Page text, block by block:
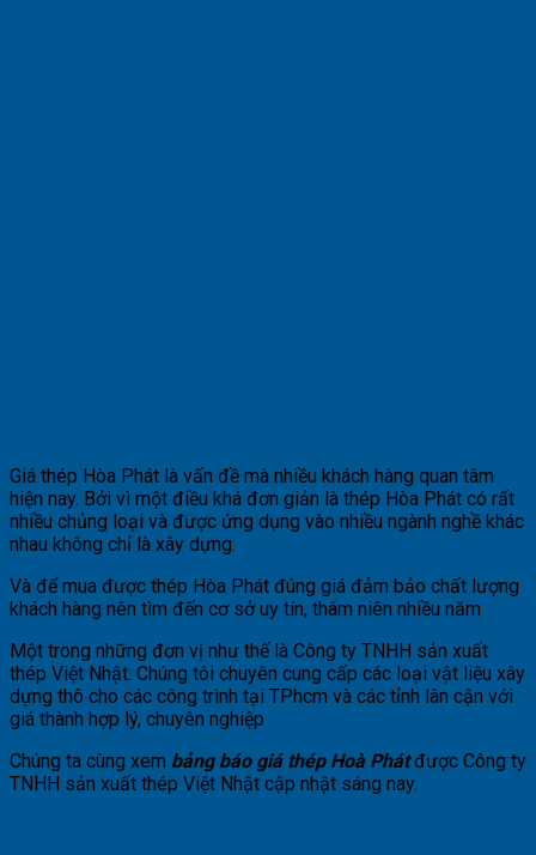
Giá thép Hòa Phát là vấn đề mà nhiều khách hàng quan tâm
hiện nay. Bởi vì một điều khá đơn giản là thép Hòa Phát có rất
nhiều chủng loại và được ứng dụng vào nhiều ngành nghề khác
nhau không chỉ là xây dựng.
Và để mua được thép Hòa Phát đúng giá đảm bảo chất lượng
khách hàng nên tìm đến cơ sở uy tín, thâm niên nhiều năm
Một trong những đơn vị như thế là Công ty TNHH sản xuất
thép Việt Nhật. Chúng tôi chuyên cung cấp các loại vật liệu xây
dựng thô cho các công trình tại TPhcm và các tỉnh lân cận với
giá thành hợp lý, chuyên nghiệp
Chúng ta cùng xem bảng báo giá thép Hoà Phátđược Công ty
TNHH sản xuất thép Việt Nhật cập nhật sáng nay.